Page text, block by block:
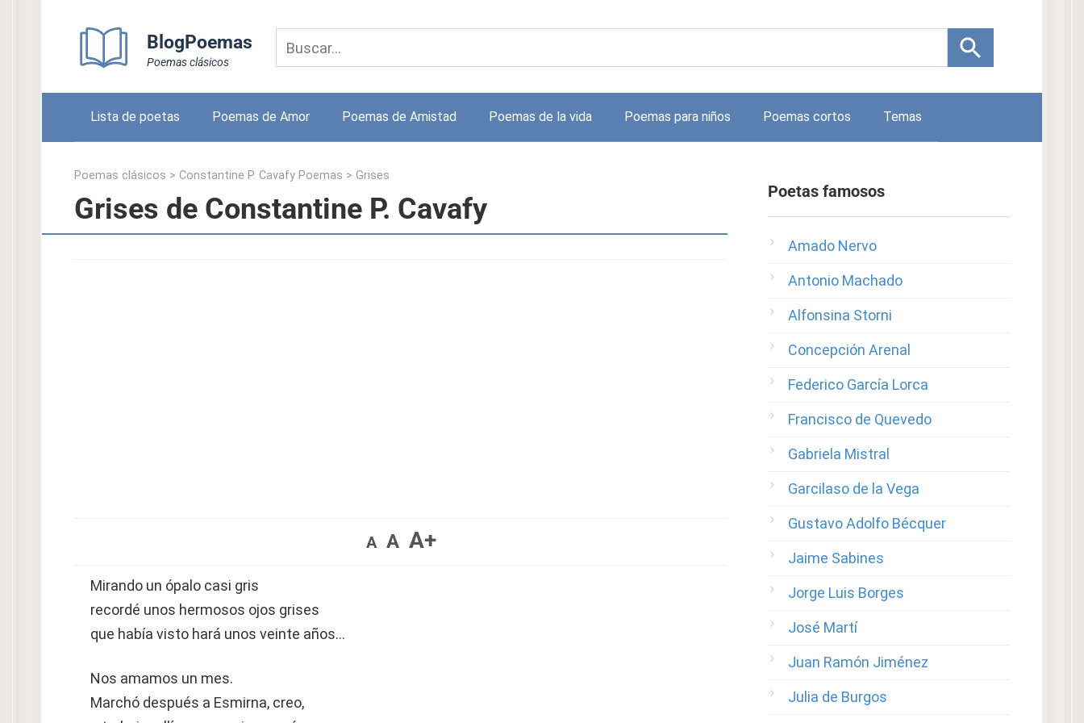
BlogPoemas
Poemas clásicos
Lista de poetas Poemas de Amor Poemas de Amistad Poemas de la vida Poemas para niños Poemas cortos Temas
Poemas clásicos > Constantine P. Cavafy Poemas > Grises
Grises de Constantine P. Cavafy
A A A+
Mirando un ópalo casi gris
recordé unos hermosos ojos grises
que había visto hará unos veinte años…
Nos amamos un mes.
Marchó después a Esmirna, creo,
Poetas famosos
Amado Nervo
Antonio Machado
Alfonsina Storni
Concepción Arenal
Federico García Lorca
Francisco de Quevedo
Gabriela Mistral
Garcilaso de la Vega
Gustavo Adolfo Bécquer
Jaime Sabines
Jorge Luis Borges
José Martí
Juan Ramón Jiménez
Julia de Burgos